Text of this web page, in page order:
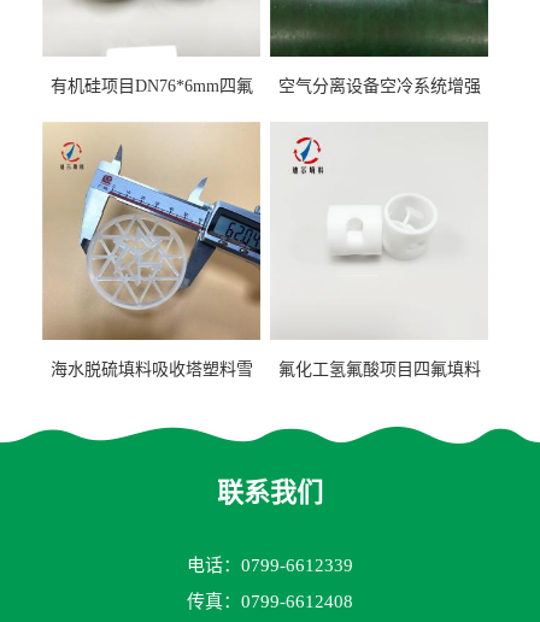
有机硅项目DN76*6mm四氟
空气分离设备空冷系统增强
海水脱硫填料吸收塔塑料雪
氟化工氢氟酸项目四氟填料
蚀
联系我们
电话：0799-6612339
传真：0799-6612408